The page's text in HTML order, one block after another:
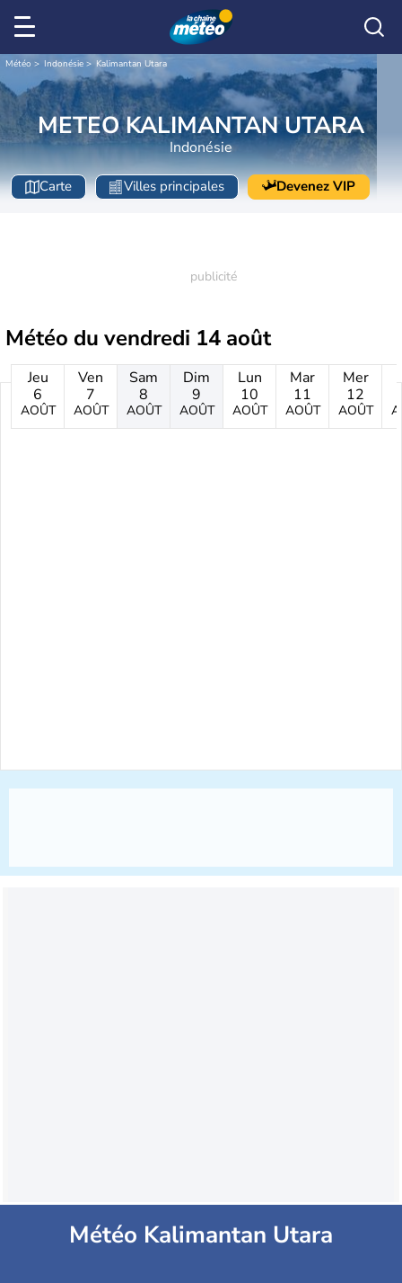
Météo Indonésie Kalimantan Utara
METEO KALIMANTAN UTARA
Indonésie
Carte Villes principales Devenez VIP
Météo du vendredi 14 août
Jeu
6
AOÛT
Ven
7
AOÛT
Sam
8
AOÛT
Dim
9
AOÛT
Lun
10
AOÛT
Mar
11
AOÛT
Mer
12
AOÛT
Météo Kalimantan Utara